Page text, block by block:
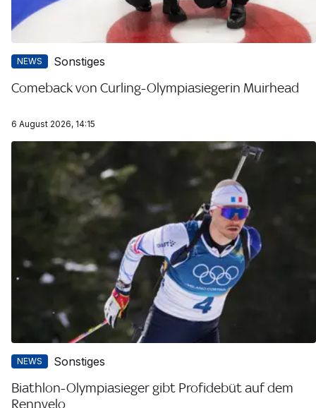
NEWS Sonstiges
Comeback von Curling-Olympiasiegerin Muirhead
6 August 2026, 14:15
NEWS Sonstiges
Biathlon-Olympiasieger gibt Profidebüt auf dem
Rennvelo